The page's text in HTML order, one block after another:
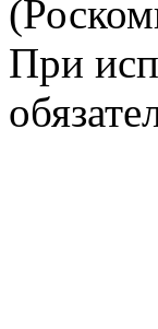
При